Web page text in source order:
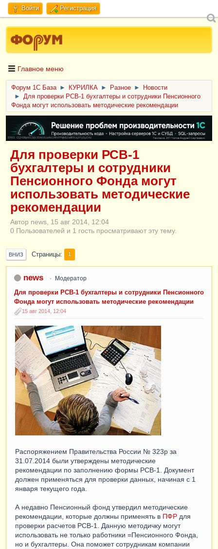
Войти Регистрация
Главное меню
Форум 1C База ► КУРИЛКА ► Разное ►
Новости
►
Для проверки РСВ-1 бухгалтеры и сотрудники Пенсионного
Фонда могут использовать методические рекомендации
ERID: CQH36pWzJqVJD4xVLsnhcU4hVPNjkBZe8KKxjJiYySyZAz
Для проверки РСВ-1
бухгалтеры и сотрудники
Пенсионного Фонда могут
использовать методические
рекомендации
Автор news, 15 авг 2014, 12:04
0 Пользователей и 1 гость просматривают эту тему.
ВНИЗ Страницы 1
news Модератор
Для проверки РСВ-1 бухгалтеры и сотрудники Пенсионного
Фонда могут использовать методические рекомендации
15 авг 2014, 12:04
Распоряжением Правительства России № 323р за
31.07.2014 были утверждены методические
рекомендации по заполнению формы РСВ-1. Документ
должен применяться для проверки данных, начиная с 1
января текущего года.
А недавно Пенсионный фонд утвердил методические
рекомендации, которые должны применять в ПФР для
проверки расчетов РСВ-1. Данную методичку могут
использовать не только работники =Пенсионного Фонда,
но и бухгалтеры. Она поможет сотрудникам компании